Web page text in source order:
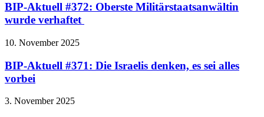
BIP-Aktuell #372: Oberste Militärstaatsanwältin
wurde verhaftet
10. November 2025
BIP-Aktuell #371: Die Israelis denken, es sei alles
vorbei
3. November 2025